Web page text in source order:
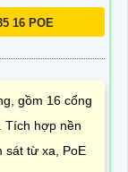
16 POE
gồm 16 cổng
Tích hợp nền
sát từ xa, PoE